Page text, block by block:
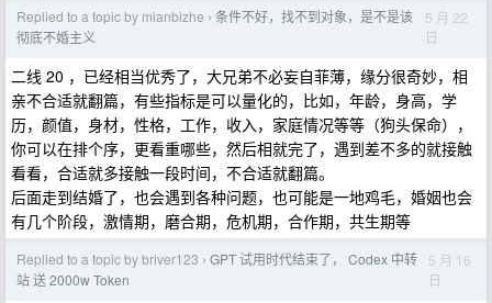
Replied to a topic by mianbizhe › 条件不好，找不到对象，是不是该
彻底不婚主义
5 月 22
日
二线 20 ，已经相当优秀了，大兄弟不必妄自菲薄，缘分很奇妙，相
亲不合适就翻篇，有些指标是可以量化的，比如，年龄，身高，学
历，颜值，身材，性格，工作，收入，家庭情况等等（狗头保命），
你可以在排个序，更看重哪些，然后相就完了，遇到差不多的就接触
看看，合适就多接触一段时间，不合适就翻篇。
后面走到结婚了，也会遇到各种问题，也可能是一地鸡毛，婚姻也会
有几个阶段，激情期，磨合期，危机期，合作期，共生期等
Replied to a topic by briver123 › GPT 试用时代结束了， Codex 中转
站 送 2000w Token
5 月 16
日